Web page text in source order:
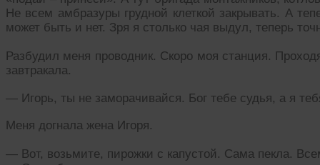
Не всем амбразуры грудной клеткой закрывать. А
может быть и нет. Зря я столько чая выдул, теперь
Разбудил меня проводник. Скоро моя станция.
завтракала.
— Игорь, ты не заморачивайся. Бог тебе судья, а я
Меня догнала жена Игоря.
— Вот, возьмите, пирожки с капустой. Сама пекла.